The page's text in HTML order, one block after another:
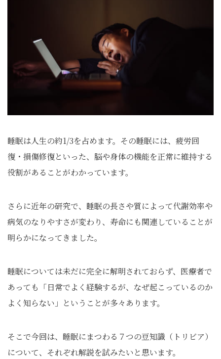
睡眠は人生の約1/3を占めます。その睡眠には、疲労回
復・損傷修復といった、脳や身体の機能を正常に維持する
役割があることがわかっています。
さらに近年の研究で、睡眠の長さや質によって代謝効率や
病気のなりやすさが変わり、寿命にも関連していることが
明らかになってきました。
睡眠については未だに完全に解明されておらず、医療者で
あっても「日常でよく経験するが、なぜ起こっているのか
よく知らない」ということが多々あります。
そこで今回は、睡眠にまつわる７つの豆知識（トリビア）
について、それぞれ解説を試みたいと思います。